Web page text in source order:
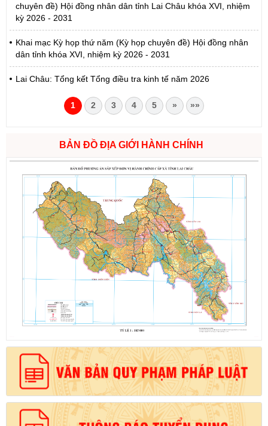
chuyên đề) Hội đồng nhân dân tỉnh Lai Châu khóa XVI, nhiệm
kỳ 2026 - 2031
Khai mạc Kỳ họp thứ năm (Kỳ họp chuyên đề) Hội đồng nhân
dân tỉnh khóa XVI, nhiệm kỳ 2026 - 2031
Lai Châu: Tổng kết Tổng điều tra kinh tế năm 2026
1 2 3 4 5 » »»
BẢN ĐỒ ĐỊA GIỚI HÀNH CHÍNH